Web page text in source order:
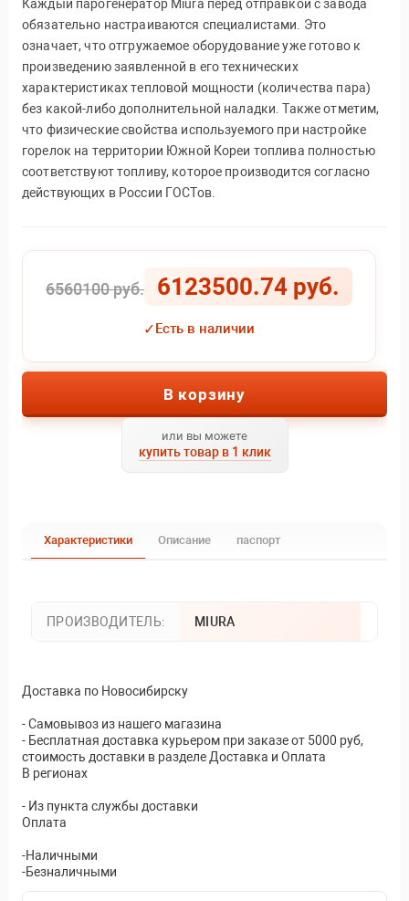
Каждый парогенератор Miura перед отправкой с завода
обязательно настраиваются специалистами. Это
означает, что отгружаемое оборудование уже готово к
произведению заявленной в его технических
характеристиках тепловой мощности (количества пара)
без какой-либо дополнительной наладки. Также отметим,
что физические свойства используемого при настройке
горелок на территории Южной Кореи топлива полностью
соответствуют топливу, которое производится согласно
действующих в России ГОСТов.
6560100 руб. 6123500.74 руб.
✓Есть в наличии
В корзину
или вы можете
купить товар в 1 клик
Характеристики Описание паспорт
ПРОИЗВОДИТЕЛЬ: MIURA
Доставка по Новосибирску
- Самовывоз из нашего магазина
- Бесплатная доставка курьером при заказе от 5000 руб,
стоимость доставки в разделе Доставка и Оплата
В регионах
- Из пункта службы доставки
Оплата
-Наличными
-Безналичными